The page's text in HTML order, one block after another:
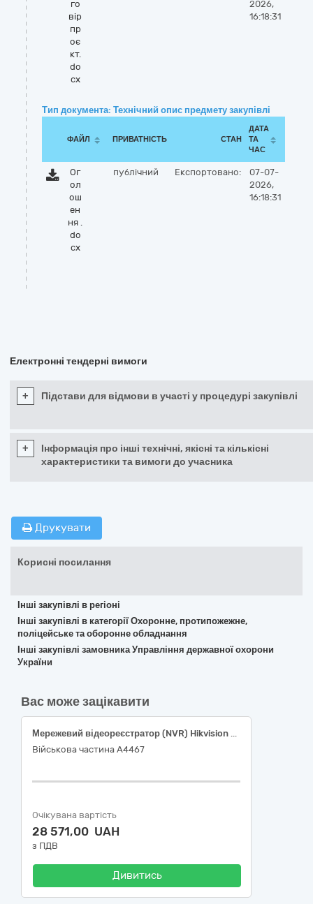
го
вір
пр
оє
кт.
do
cx
2026,
16:18:31
Тип документа: Технічний опис предмету закупівлі
ФАЙЛ ПРИВАТНІСТЬ СТАН
ДАТА
ТА
ЧАС
Ог
ол
ош
ен
ня .
do
cx
публічний Експортовано:
07-07-
2026,
16:18:31
Електронні тендерні вимоги
+ Підстави для відмови в участі у процедурі закупівлі
+
Інформація про інші технічні, якісні та кількісні
характеристики та вимоги до учасника
Друкувати
Корисні посилання
Інші закупівлі в регіоні
Інші закупівлі в категорії Охоронне, протипожежне,
поліцейське та оборонне обладнання
Інші закупівлі замовника Управління державної охорони
України
Вас може зацікавити
Мережевий відеореєстратор (NVR) Hikvision DS-7716NXI-K4(D); 4МП Acusense IP камера Hikvision DS-2CD2143G2-LIS2U (2,8мм), 35120000-1 Системи та пристрої нагляду та охорони за ДК 021:2015 Єдиного закупівельного словника
Військова частина А4467
Очікувана вартість
28 571,00 UAH
з ПДВ
Дивитись